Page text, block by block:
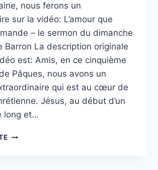
PAR
LES
FAUX
PROPHÈTES
DU
CAPITALISME
DE
SURVEILLANCE
nous ferons un
sur la vidéo: L’amour que
– le sermon du dimanche
Barron La description originale
est: Amis, en ce cinquième
Pâques, nous avons un
qui est au cœur de
Jésus, au début d’un
long et…
L’AMOUR